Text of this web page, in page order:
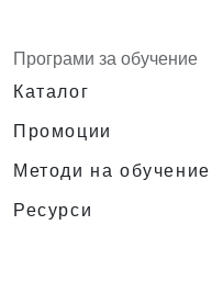
Програми за обучение
Каталог
Промоции
Методи на обучение
Ресурси